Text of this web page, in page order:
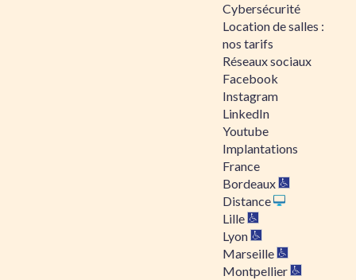
Cybersécurité
Location de salles :
nos tarifs
Réseaux sociaux
Facebook
Instagram
LinkedIn
Youtube
Implantations
France
Bordeaux
Distance
Lille
Lyon
Marseille
Montpellier